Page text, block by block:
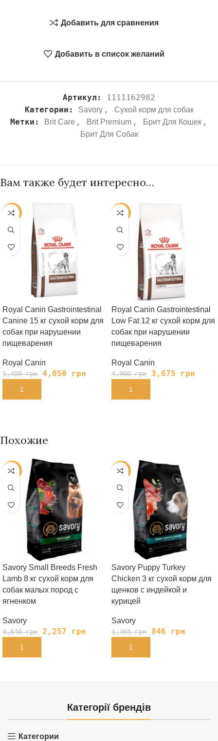
Добавить для сравнения
Добавить в список желаний
Артикул:
1111162982
Категории:
Savory , Сухой корм для собак
Метки: Brit Care , Brit Premium , Брит Для Кошек ,
Брит Для Собак
Вам также будет интересно…
-25%
Royal Canin Gastrointestinal
Canine 15 кг сухой корм для
собак при нарушении
пищеварения
Royal Canin
5,400грн 4,050 грн
В КОРЗИНУ
-25%
Royal Canin Gastrointestinal
Low Fat 12 кг сухой корм для
собак при нарушении
пищеварения
Royal Canin
4,900грн 3,675 грн
В КОРЗИНУ
Похожие
-38%
Savory Small Breeds Fresh
Lamb 8 кг сухой корм для
собак малых пород с
ягненком
Savory
3,640грн 2,257 грн
В КОРЗИНУ
-38%
Savory Puppy Turkey
Chicken 3 кг сухой корм для
щенков с индейкой и
курицей
Savory
1,365грн 846 грн
В КОРЗИНУ
Категорії брендів
Категории